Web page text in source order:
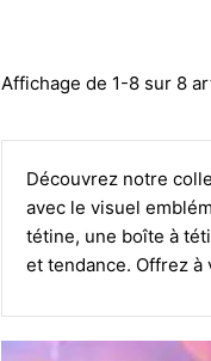
Affichage de 1-8 sur 8
Découvrez notre
avec le visuel
tétine, une boîte à
et tendance. Offrez à